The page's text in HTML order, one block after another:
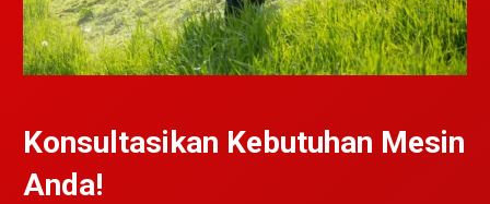
Konsultasikan Kebutuhan Mesin
Anda!